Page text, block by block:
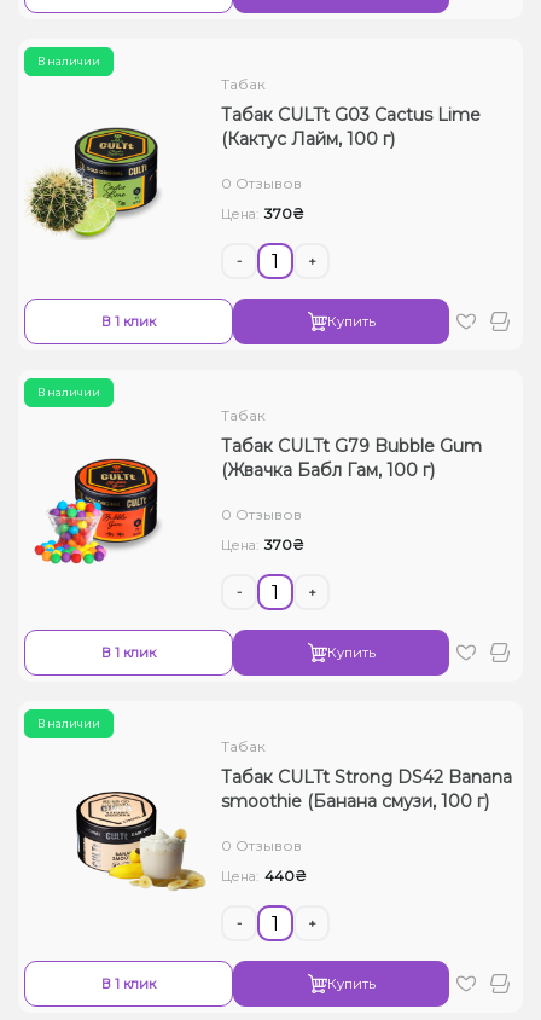
В наличии
Табак
Табак CULTt G03 Cactus Lime
(Кактус Лайм, 100 г)
0 Отзывов
Цена: 370₴
- +
В 1 клик Купить
В наличии
Табак
Табак CULTt G79 Bubble Gum
(Жвачка Бабл Гам, 100 г)
0 Отзывов
Цена: 370₴
- +
В 1 клик Купить
В наличии
Табак
Табак CULTt Strong DS42 Banana
smoothie (Банана смузи, 100 г)
0 Отзывов
Цена: 440₴
- +
В 1 клик Купить